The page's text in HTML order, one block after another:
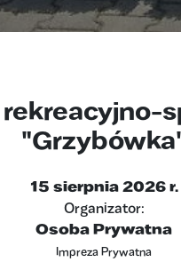
rekreacyjno-
15 sierpnia 2026 r.
Organizator:
Osoba Prywatna
Impreza Prywatna